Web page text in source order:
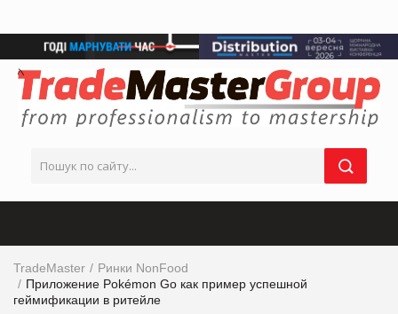
TradeMaster
Ринки NonFood
Приложение Pokémon Go как пример успешной
геймификации в ритейле